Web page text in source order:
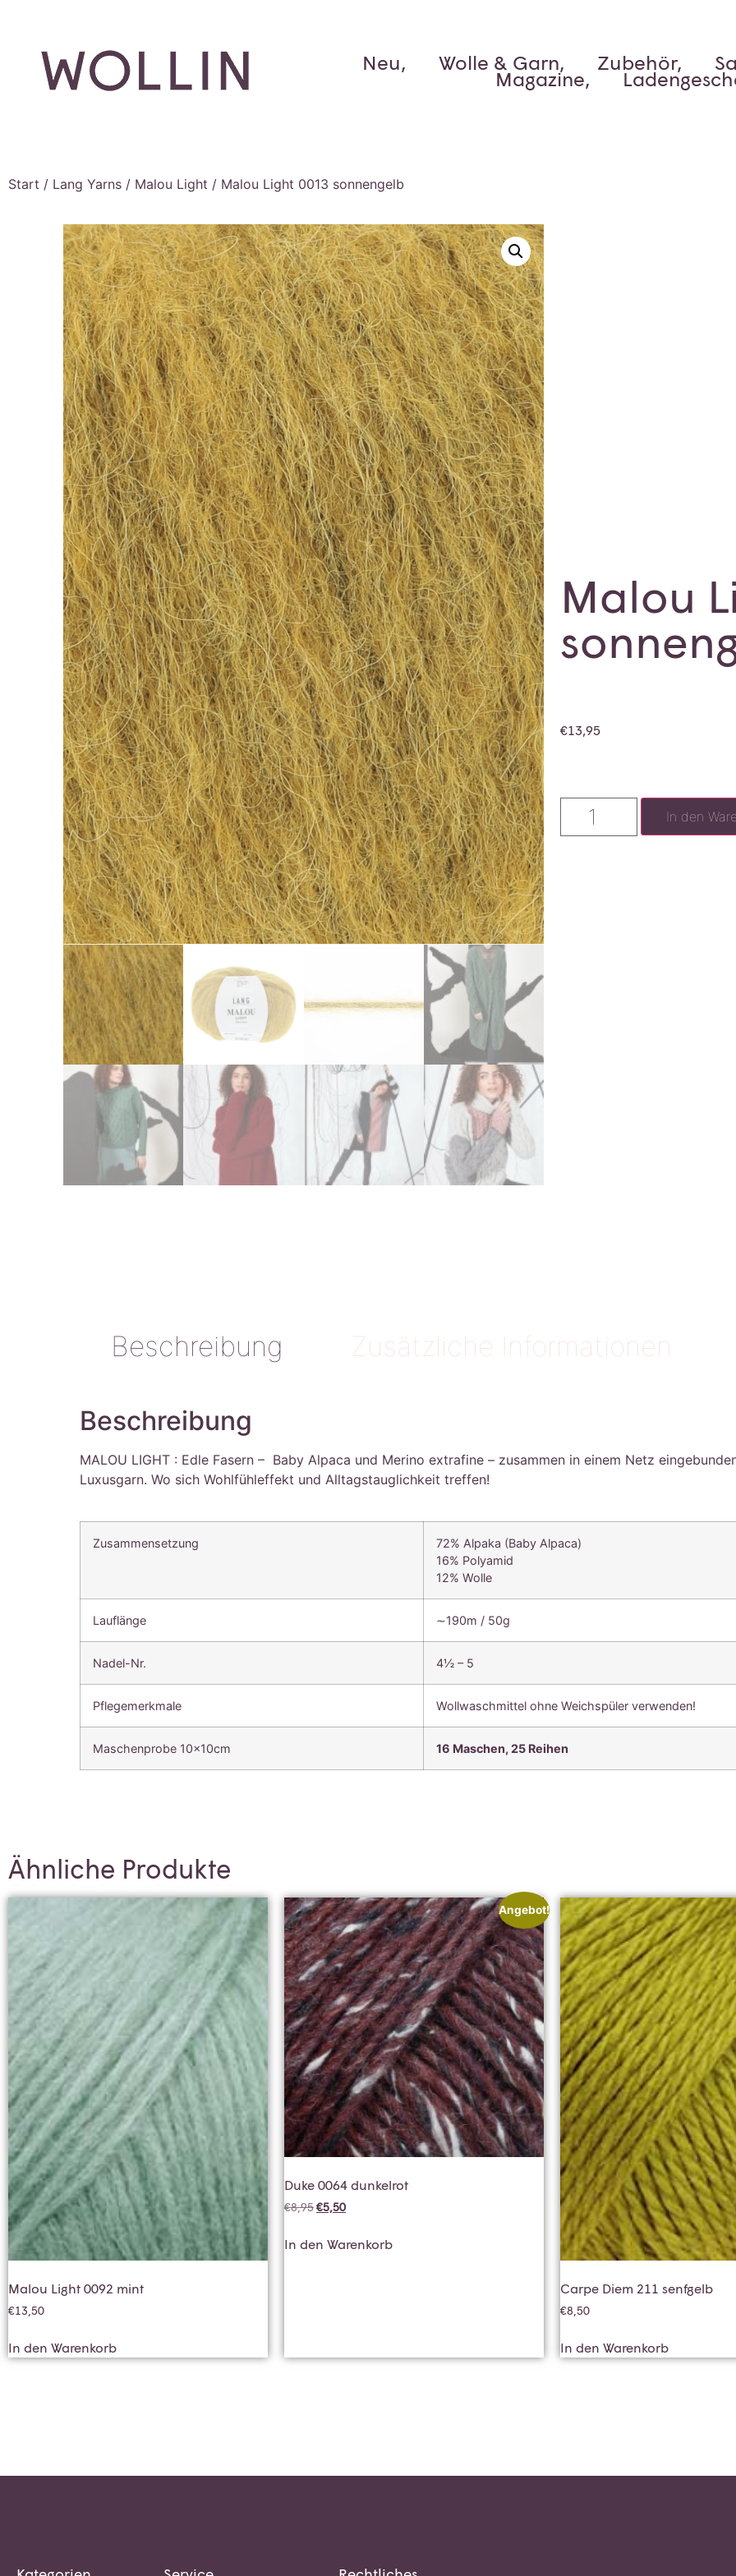
Neu, Wolle & Garn, Zubehör,
Magazine,
Start / Lang Yarns / Malou Light / Malou Light 0013 sonnengelb
Malou
€13,95
In den
Beschreibung Zusätzliche Informationen
Beschreibung
MALOU LIGHT : Edle Fasern – Baby Alpaca und Merino extrafine – zusammen in einem Netz
Luxusgarn. Wo sich Wohlfühleffekt und Alltagstauglichkeit treffen!
Zusammensetzung
72% Alpaka (Baby Alpaca)
16% Polyamid
12% Wolle
Lauflänge ∼190m / 50g
Nadel-Nr. 4½ – 5
Pflegemerkmale Wollwaschmittel ohne Weichspüler verwenden!
Maschenprobe 10x10cm 16 Maschen,25 Reihen
Ähnliche Produkte
Malou Light 0092 mint
€13,50
In den Warenkorb
Angebot!
Duke 0064 dunkelrot
€8,95€5,50
In den Warenkorb
Carpe Diem 211 senfgelb
€8,50
In den Warenkorb